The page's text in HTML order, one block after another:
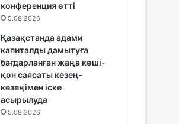
конференция өтті
5.08.2026
Қазақстанда адами
капиталды дамытуға
бағдарланған жаңа көші-
қон саясаты кезең-
кезеңімен іске
асырылуда
5.08.2026